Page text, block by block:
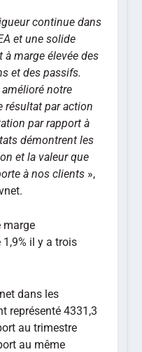
continue dans
et une solide
marge élevée des
et des passifs.
amélioré notre
résultat par action
par rapport à
démontrent les
et la valeur que
à nos clients »,
marge
1,9% il y a trois
dans les
représenté 4331,3
au trimestre
au même